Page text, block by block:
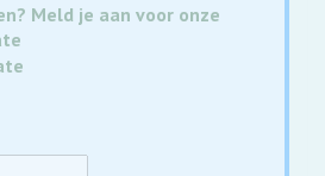
Meld je aan voor onze